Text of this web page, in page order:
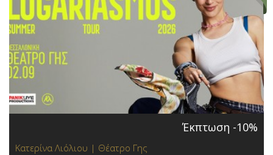
Έκπτωση -10%
Κατερίνα Λιόλιου | Θέατρο Γης